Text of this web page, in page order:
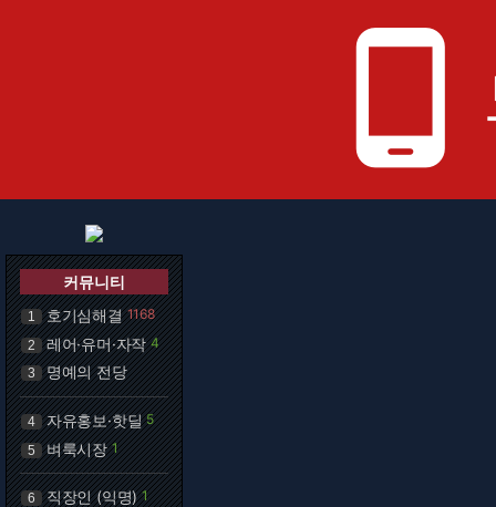
phone_android
커뮤니티
1 호기심해결 1168
2 레어·유머·자작 4
3 명예의 전당
4 자유홍보·핫딜 5
5 벼룩시장 1
6 직장인 (익명) 1